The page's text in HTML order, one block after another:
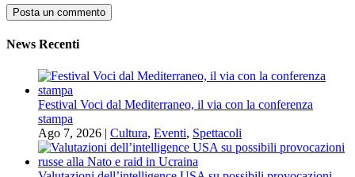
News Recenti
Festival Voci dal Mediterraneo, il via con la conferenza
stampa
Ago 7, 2026 | Cultura, Eventi, Spettacoli